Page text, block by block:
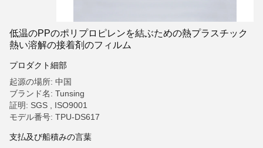
低温のPPのポリプロピレンを結ぶための熱プラスチック
熱い溶解の接着剤のフィルム
プロダクト細部
起源の場所: 中国
ブランド名: Tunsing
証明: SGS , ISO9001
モデル番号: TPU-DS617
支払及び船積みの言葉